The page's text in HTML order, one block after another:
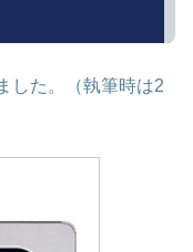
した。（執筆時は2